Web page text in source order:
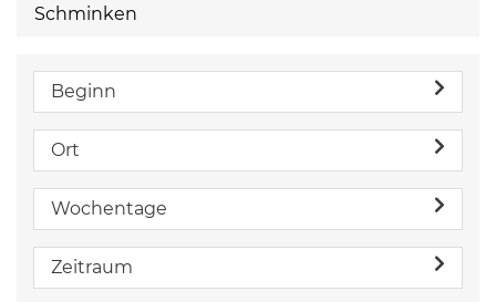
Schminken
Beginn
Ort
Wochentage
Zeitraum